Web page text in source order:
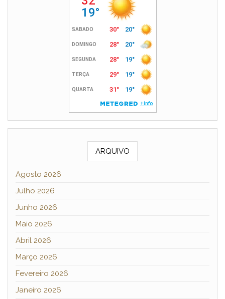
ARQUIVO
Agosto 2026
Julho 2026
Junho 2026
Maio 2026
Abril 2026
Março 2026
Fevereiro 2026
Janeiro 2026